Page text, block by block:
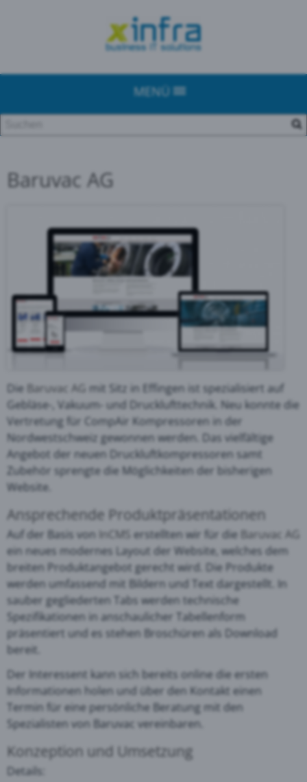
MENÜ
Baruvac AG
Die Baruvac AG
mit Sitz in Effingen ist spezialisiert auf
Gebläse-, Vakuum- und Drucklufttechnik. Neu konnte die
Vertretung für CompAir Kompressoren in der
Nordwestschweiz gewonnen werden. Das vielfältige
Angebot der neuen Druckluftkompressoren samt
Zubehör sprengte die Möglichkeiten der bisherigen
Website.
Ansprechende Produktpräsentationen
Auf der Basis von InCMS erstellten wir für die Baruvac AG
ein neues modernes Layout der Website, welches dem
breiten Produktangebot gerecht wird. Die Produkte
werden umfassend mit Bildern und Text dargestellt. In
sauber gegliederten Tabs werden technische
Spezifikationen in anschaulicher Tabellenform
präsentiert und es stehen Broschüren als Download
bereit.
Der Interessent kann sich bereits online die ersten
Informationen holen und über den Kontakt einen
Termin für eine persönliche Beratung mit den
Spezialisten von Baruvac vereinbaren.
Konzeption und Umsetzung
Details: